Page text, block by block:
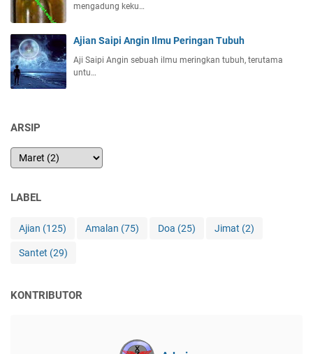
mengadung keku…
Ajian Saipi Angin Ilmu Peringan Tubuh
Aji Saipi Angin sebuah ilmu meringkan tubuh, terutama
untu…
ARSIP
LABEL
Ajian (125) Amalan (75) Doa (25) Jimat (2)
Santet (29)
KONTRIBUTOR